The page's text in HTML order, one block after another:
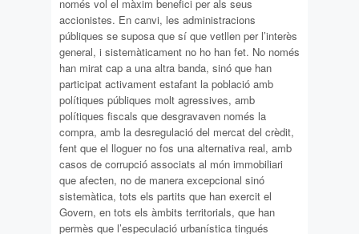
només vol el màxim benefici per als seus
accionistes. En canvi, les administracions
públiques se suposa que sí que vetllen per l’interès
general, i sistemàticament no ho han fet. No només
han mirat cap a una altra banda, sinó que han
participat activament estafant la població amb
polítiques públiques molt agressives, amb
polítiques fiscals que desgravaven només la
compra, amb la desregulació del mercat del crèdit,
fent que el lloguer no fos una alternativa real, amb
casos de corrupció associats al món immobiliari
que afecten, no de manera excepcional sinó
sistemàtica, tots els partits que han exercit el
Govern, en tots els àmbits territorials, que han
permès que l’especulació urbanística tingués